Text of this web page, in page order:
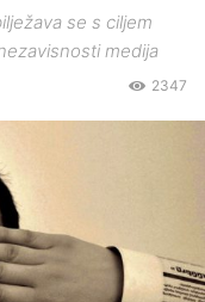
se s ciljem
medija
2347